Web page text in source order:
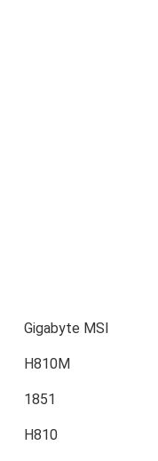
Gigabyte MSI
H810M
1851
H810